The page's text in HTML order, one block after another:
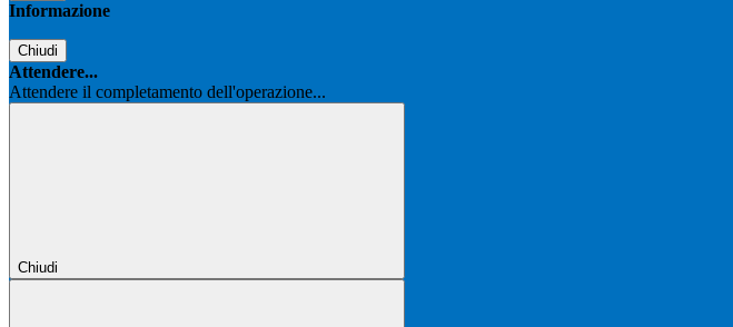
Informazione
Chiudi
Attendere...
Attendere il completamento dell'operazione...
Chiudi